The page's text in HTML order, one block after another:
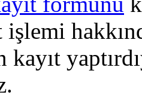
işlemi
kayıt